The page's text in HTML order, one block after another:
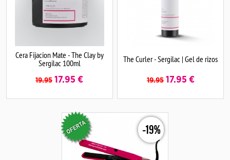
Cera Fijacion Mate - The Clay by
Sergilac 100ml
19.95 17.95 €
The Curler - Sergilac | Gel de rizos
19.95 17.95 €
-19%